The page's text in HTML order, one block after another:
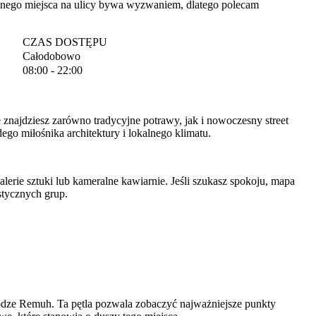
miejsca na ulicy bywa wyzwaniem, dlatego polecam
CZAS DOSTĘPU
Całodobowo
08:00 - 22:00
zarówno tradycyjne potrawy, jak i nowoczesny street
miłośnika architektury i lokalnego klimatu.
sztuki lub kameralne kawiarnie. Jeśli szukasz spokoju, mapa
grup.
Remuh. Ta pętla pozwala zobaczyć najważniejsze punkty